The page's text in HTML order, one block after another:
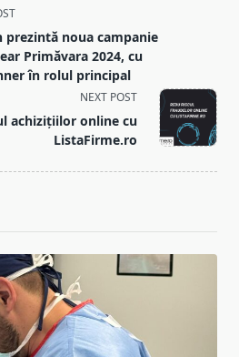
prezintă noua campanie
Primăvara 2024, cu
în rolul principal
NEXT POST
achizițiilor online cu
ListaFirme.ro